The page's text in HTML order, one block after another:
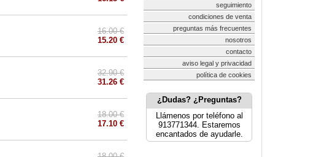
16.00 €
15.20 €
32.90 €
31.26 €
18.00 €
17.10 €
seguimiento
condiciones de venta
preguntas más frecuentes
nosotros
contacto
aviso legal y privacidad
política de cookies
¿Dudas? ¿Preguntas?
Llámenos por teléfono al
913771344. Estaremos
encantados de ayudarle.